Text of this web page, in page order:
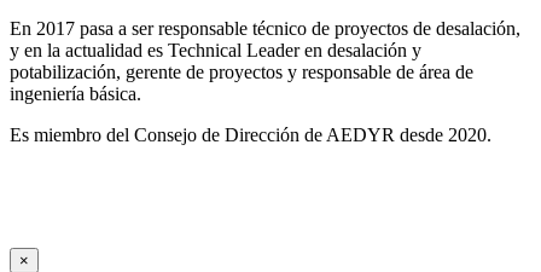
En 2017 pasa a ser responsable técnico de proyectos de desalación,
y en la actualidad es Technical Leader en desalación y
potabilización, gerente de proyectos y responsable de área de
ingeniería básica.
Es miembro del Consejo de Dirección de AEDYR desde 2020.
×